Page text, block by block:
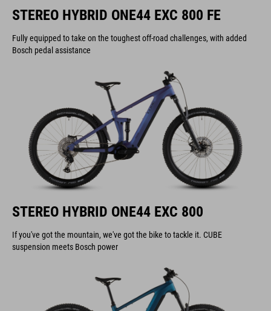
STEREO HYBRID ONE44 EXC 800 FE
Fully equipped to take on the toughest off-road challenges, with added
Bosch pedal assistance
STEREO HYBRID ONE44 EXC 800
If you've got the mountain, we've got the bike to tackle it. CUBE
suspension meets Bosch power